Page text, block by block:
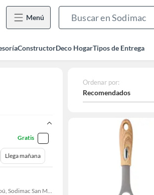
Menú
ConstructorDeco HogarTipos de Entrega
Gratis
Llega mañana
Sodimac Cerrillos, Sodimac Maipú, Sodimac San Miguel, Sodimac El Bosque, Sodimac San Bernardo, Sodimac Talagante, Sodimac San Fernando
Ordenar por:
Recomendados